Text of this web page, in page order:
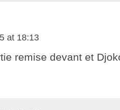
at 18:13
remise devant et